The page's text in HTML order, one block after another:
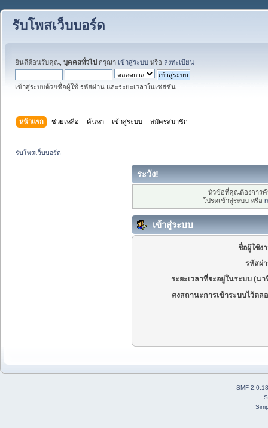
รับโพสเว็บบอร์ด
ยินดีต้อนรับคุณ, บุคคลทั่วไป กรุณา เข้าสู่ระบบ หรือ ลงทะเบียน
เข้าสู่ระบบด้วยชื่อผู้ใช้ รหัสผ่าน และระยะเวลาในเซสชั่น
หน้าแรก ช่วยเหลือ ค้นหา เข้าสู่ระบบ สมัครสมาชิก
รับโพสเว็บบอร์ด
ระวัง!
หัวข้อที่คุณต้องการ
โปรดเข้าสู่ระบบ หรือ
เข้าสู่ระบบ
ชื่อผู้ใช้ง
รหัสผ่
ระยะเวลาที่จะอยู่ในระบบ (นา
คงสถานะการเข้าระบบไว้ตล
SMF 2.0.18